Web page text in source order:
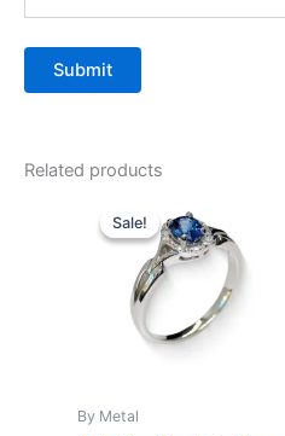
Related products
Sale!
Sale!
By Metal